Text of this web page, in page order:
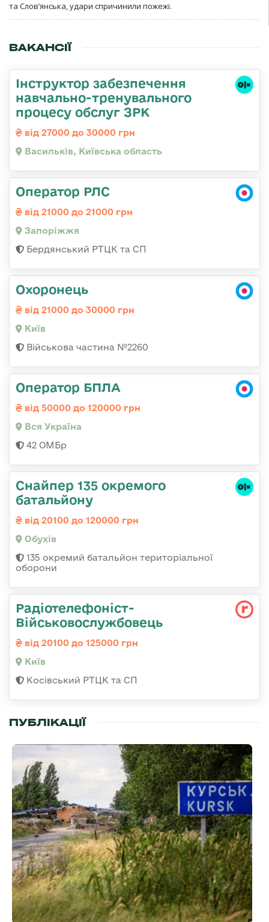
та Слов’янська, удари спричинили пожежі.
ВАКАНСІЇ
Інструктор забезпечення
навчально-тренувального
процесу обслуг ЗРК
від 27000 до 30000 грн
Васильків, Київська область
Оператор РЛС
від 21000 до 21000 грн
Запоріжжя
Бердянський РТЦК та СП
Охоронець
від 21000 до 30000 грн
Київ
Військова частина №2260
Оператор БПЛА
від 50000 до 120000 грн
Вся Україна
42 ОМБр
Снайпер 135 окремого
батальйону
від 20100 до 120000 грн
Обухів
135 окремий батальйон територіальної
оборони
Радіотелефоніст-
Військовослужбовець
від 20100 до 125000 грн
Київ
Косівський РТЦК та СП
ПУБЛІКАЦІЇ